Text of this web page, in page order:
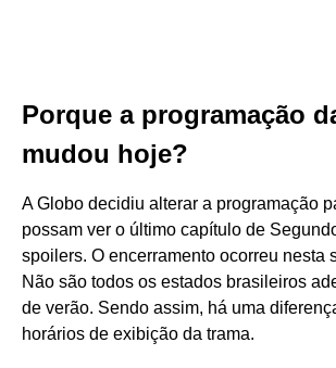
Porque a programação
mudou hoje?
A Globo decidiu alterar a programação
possam ver o último capítulo de
spoilers. O encerramento ocorreu nesta
Não são todos os estados brasileiros
de verão. Sendo assim, há uma
horários de exibição da trama.